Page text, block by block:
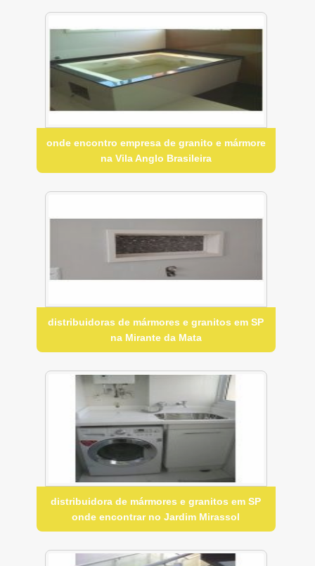
onde encontro empresa de granito e mármore
na Vila Anglo Brasileira
distribuidoras de mármores e granitos em SP
na Mirante da Mata
distribuidora de mármores e granitos em SP
onde encontrar no Jardim Mirassol